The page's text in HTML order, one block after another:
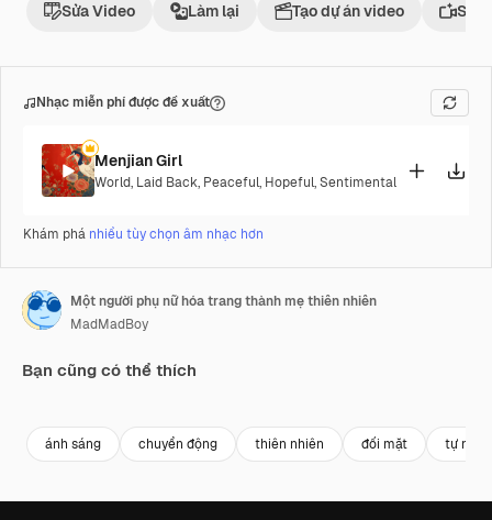
Sửa Video Làm lại Tạo dự án video Sử
Nhạc miễn phí được đề xuất
Menjian Girl
World, Laid Back, Peaceful, Hopeful,Sentimental
Khám phá nhiều tùy chọn âm nhạc hơn
Một người phụ nữ hóa trang thành mẹ thiên nhiên
MadMadBoy
Bạn cũng có thể thích
ánh sáng chuyển động thiên nhiên đối mặt tự